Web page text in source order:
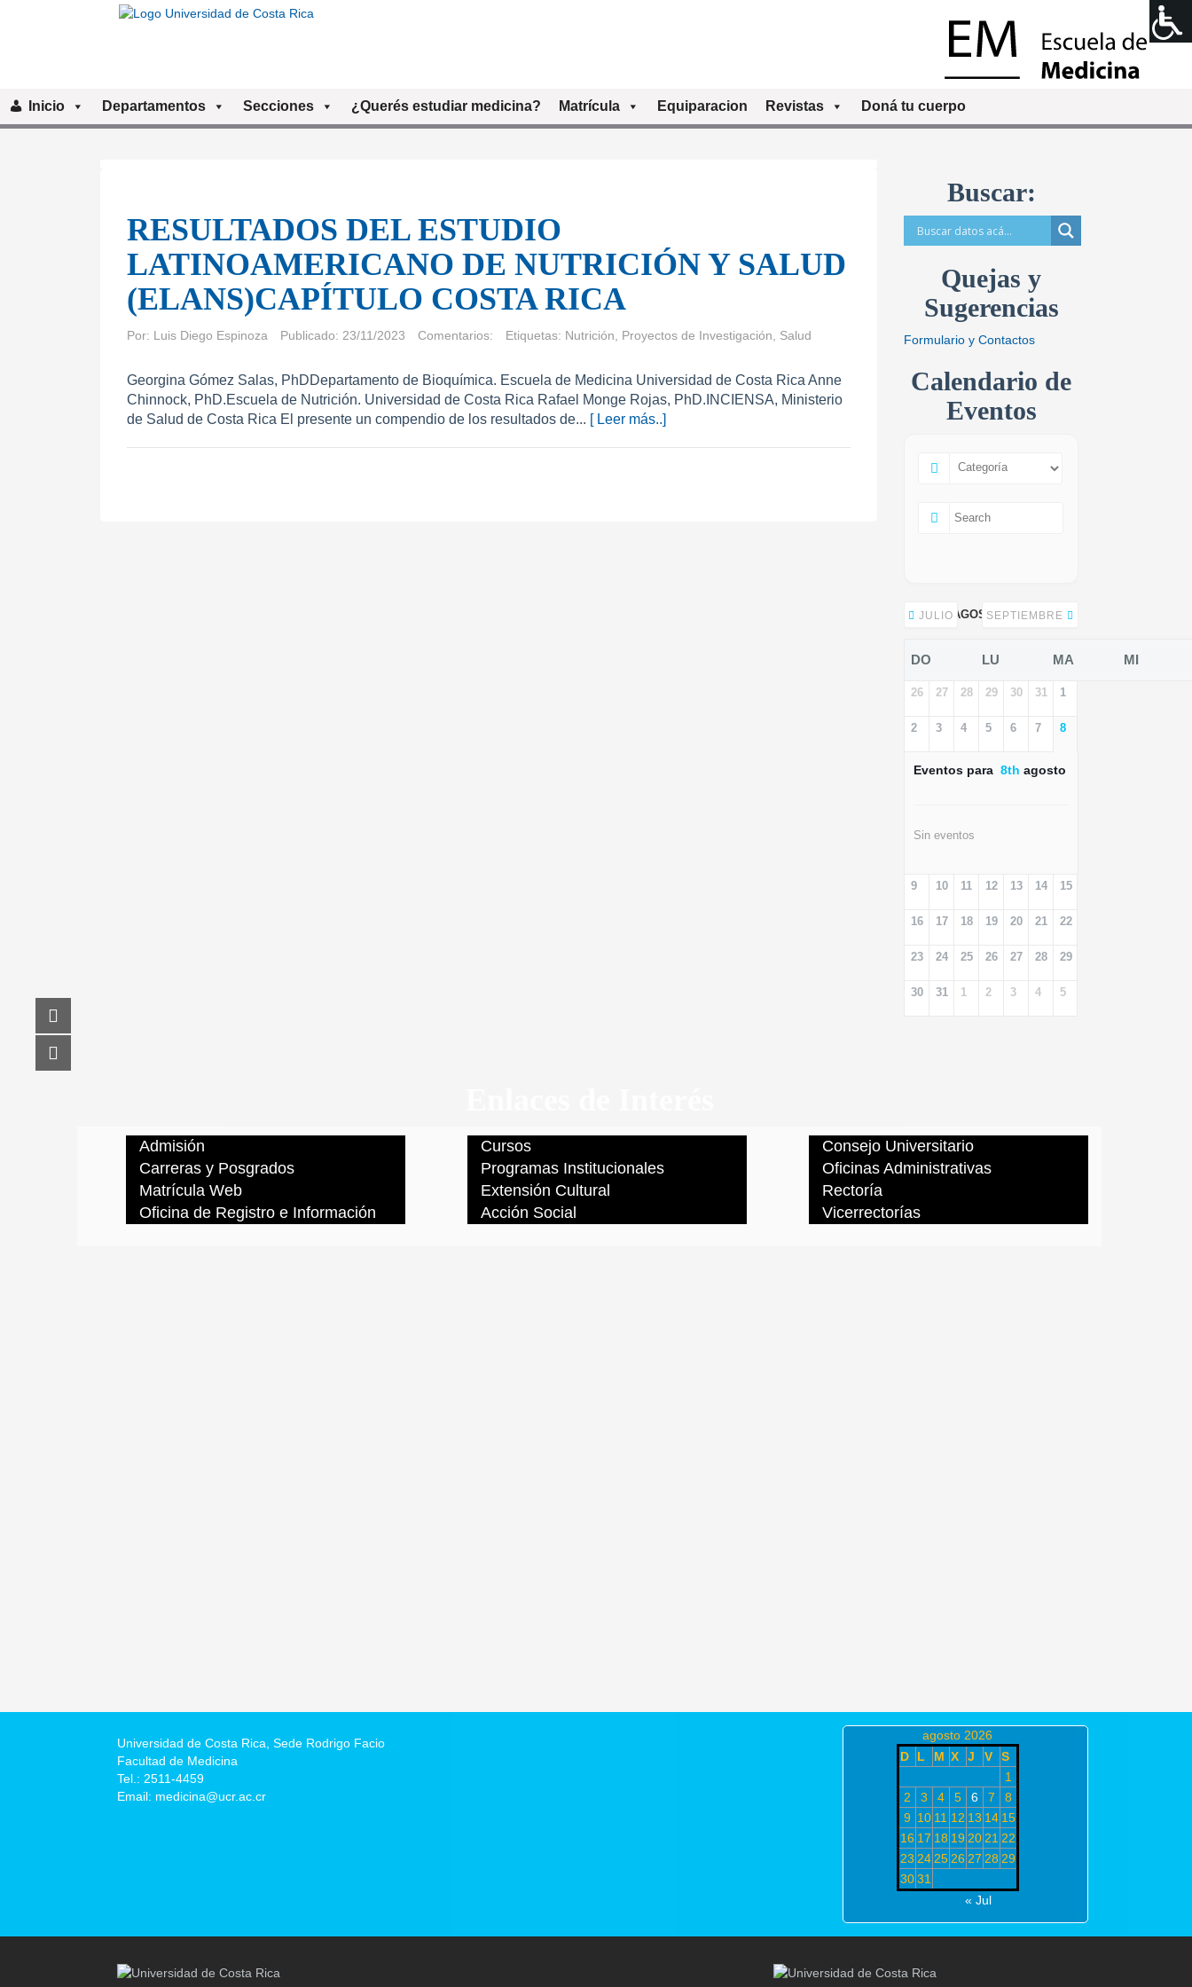
Inicio Departamentos Secciones ¿Querés estudiar medicina? Matrícula Equiparacion Revistas Doná tu cuerpo
RESULTADOS DEL ESTUDIO
LATINOAMERICANO DE NUTRICIÓN Y SALUD
(ELANS)CAPÍTULO COSTA RICA
Por: Luis Diego Espinoza Publicado: 23/11/2023 Comentarios: Etiquetas: Nutrición Proyectos de Investigación Salud
Georgina Gómez Salas, PhDDepartamento de Bioquímica. Escuela de Medicina Universidad de Costa Rica Anne
Chinnock, PhD.Escuela de Nutrición. Universidad de Costa Rica Rafael Monge Rojas, PhD.INCIENSA, Ministerio
de Salud de Costa Rica El presente un compendio de los resultados de... [ Leer más..]
Buscar:
Quejas y
Sugerencias
Formulario y Contactos
Calendario de
Eventos
JULIOAGOSTO 2026
SEPTIEMBRE
DO LU MA MI
26 27 28 29 30 31 1
2 3 4 5 6 7 8
Eventos para 8th agosto
Sin eventos
9 10 11 12 13 14 15
16 17 18 19 20 21 22
23 24 25 26 27 28 29
30 31 1 2 3 4 5
Admisión
Carreras y Posgrados
Matrícula Web
Oficina de Registro e Información
Cursos
Programas Institucionales
Extensión Cultural
Acción Social
Consejo Universitario
Oficinas Administrativas
Rectoría
Vicerrectorías
Universidad de Costa Rica, Sede Rodrigo Facio
Facultad de Medicina
Tel.: 2511-4459
Email: medicina@ucr.ac.cr
agosto 2026
D
L M X J V
S
1
2
3 4 5 6 7
8
9 10 11 12 13 14 15
16 17 18 19 20 21 22
23 24 25 26 27 28 29
30 31
« Jul